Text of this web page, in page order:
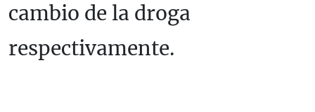
cambio de la droga
respectivamente.